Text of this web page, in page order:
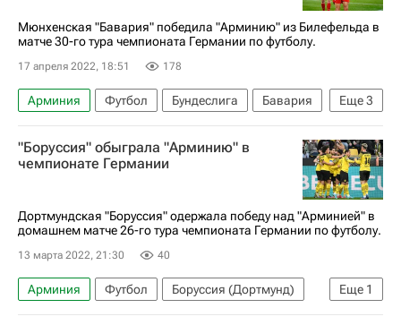
Мюнхенская "Бавария" победила "Арминию" из Билефельда в
матче 30-го тура чемпионата Германии по футболу.
17 апреля 2022, 18:51 178
Еще3
Арминия Футбол Бундеслига
Бавария
Серж Гнабри
Джамал Мусиала
Якоб Барретт Лаурсен
"Боруссия" обыграла "Арминию" в
чемпионате Германии
Дортмундская "Боруссия" одержала победу над "Арминией" в
домашнем матче 26-го тура чемпионата Германии по футболу.
13 марта 2022, 21:30 40
Еще 1
Арминия Футбол
Боруссия (Дортмунд)
Бундеслига